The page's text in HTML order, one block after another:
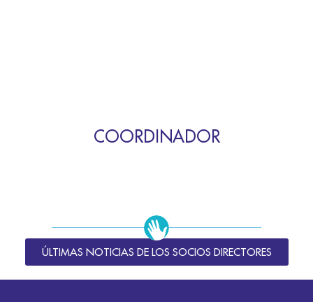
COORDINADOR
ÚLTIMAS NOTICIAS DE LOS SOCIOS DIRECTORES